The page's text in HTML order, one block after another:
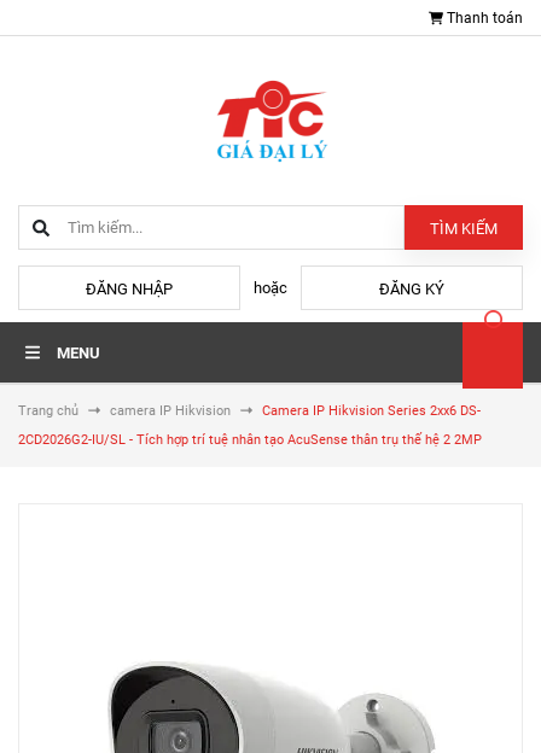
Thanh toán
TÌM KIẾM
ĐĂNG NHẬP hoặc ĐĂNG KÝ
MENU
Trang chủ camera IP Hikvision
Camera IP Hikvision Series 2xx6 DS-
2CD2026G2-IU/SL - Tích hợp trí tuệ nhân tạo AcuSense thân trụ thế hệ 2 2MP